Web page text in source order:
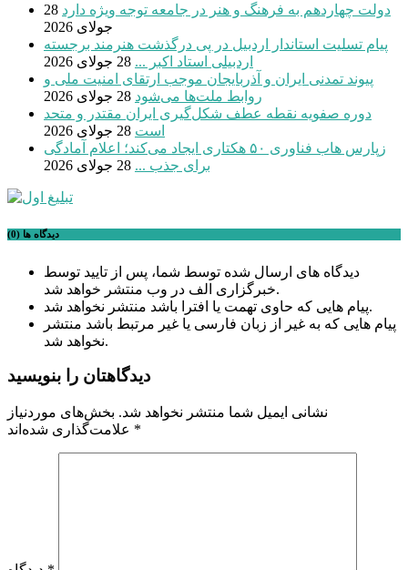
دولت چهاردهم به فرهنگ و هنر در جامعه توجه ویژه دارد 28
جولای 2026
پیام تسلیت استاندار اردبیل در پی درگذشت هنرمند برجسته
اردبیلی استاد اکبر ... 28 جولای 2026
پیوند تمدنی ایران و آذربایجان موجب ارتقای امنیت ملی و
روابط ملت‌ها می‌شود 28 جولای 2026
دوره صفویه نقطه عطف شکل‌گیری ایران مقتدر و متحد
است 28 جولای 2026
زپارس هاب فناوری ۵۰ هکتاری ایجاد می‌کند؛ اعلام آمادگی
برای جذب ... 28 جولای 2026
دیدگاه ها (0)
دیدگاه های ارسال شده توسط شما، پس از تایید توسط
خبرگزاری الف در وب منتشر خواهد شد.
پیام هایی که حاوی تهمت یا افترا باشد منتشر نخواهد شد.
پیام هایی که به غیر از زبان فارسی یا غیر مرتبط باشد منتشر
نخواهد شد.
دیدگاهتان را بنویسید
نشانی ایمیل شما منتشر نخواهد شد. بخش‌های موردنیاز
*